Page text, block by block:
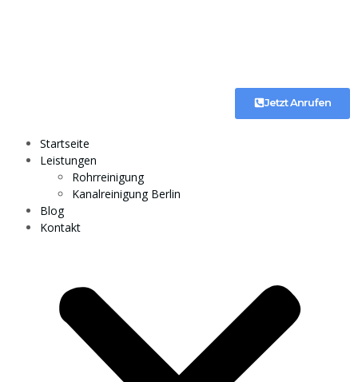
Jetzt Anrufen
Startseite
Leistungen
Rohrreinigung
Kanalreinigung Berlin
Blog
Kontakt